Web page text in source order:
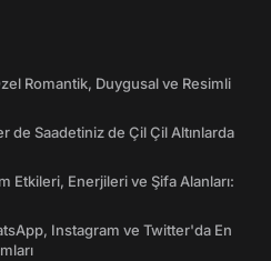
Romantik, Duygusal ve Resimli
de Saadetiniz de Çil Çil Altınlarda
Etkileri, Enerjileri ve Şifa Alanları:
Instagram ve Twitter'da En